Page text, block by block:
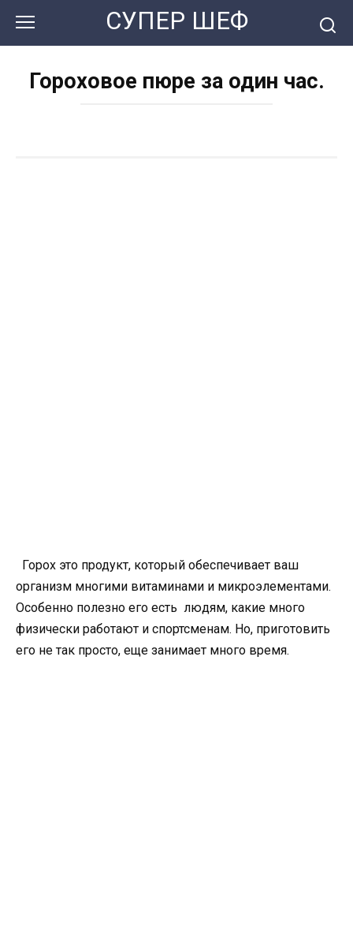
контенту
СУПЕР ШЕФ
Гороховое пюре за один час.
Горох это продукт, который обеспечивает ваш
организм многими витаминами и микроэлементами.
Особенно полезно его есть людям, какие много
физически работают и спортсменам. Но, приготовить
его не так просто, еще занимает много время.